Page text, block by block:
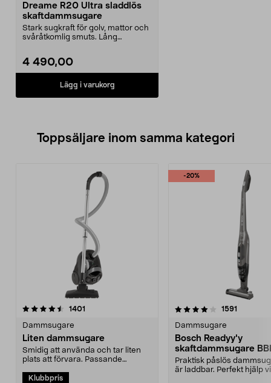
Dreame R20 Ultra sladdlös
skaftdammsugare
Stark sugkraft för golv, mattor och
svåråtkomlig smuts. Lång
4 490,00
Lägg i varukorg
Toppsäljare inom samma kategori
1401
Dammsugare
Liten dammsugare
Smidig att använda och tar liten
plats att förvara. Passande
Klubbpris
-20%
4.0 av 5 stjärnor 1591
Dammsugare
Bosch Readyy'y
skaftdammsugare
14,4 V
Praktisk påslös
är laddbar. Perfekt hjälp
4.0 av 5 stjärnor